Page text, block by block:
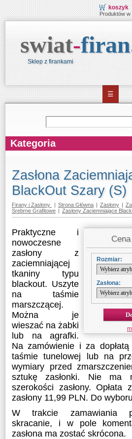
koszyk
Produktów
swiat-firan
Sklep z firankami
☰
Kategoria
Zasłona
BlackOut Szary (S)
Firany i Zasłony | Strona Główna | Zasłony |
Srebrne Grafitowe | Zasłony Zaciemniające
Rozmiar:
Zasłona:
Do koszyka
Praktyczne i
nowoczesne
zasłony z
zaciemniającej
tkaniny typu
blackout. Uszyte
na taśmie
marszczącej.
Można je
wieszać na żabki
lub na agrafki.
Na zamówienie i za
taśmie tunelowej lub na
wymiary przed
sztukę zasłonki. Nie ma
szerokości zasłony. Opłata
zasłony 11,99 PLN. Do
W trakcie zamawiania
skracanie, i w pole
zasłona ma zostać skrócona.